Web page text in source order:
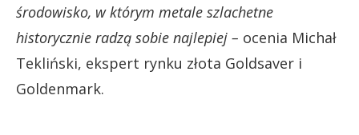
środowisko, w którym metale szlachetne
historycznie radzą sobie najlepiej – ocenia Michał
Tekliński, ekspert rynku złota Goldsaver i
Goldenmark.